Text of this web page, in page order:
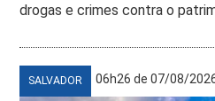
drogas e crimes contra o
SALVADOR 06h26 de 07/08/